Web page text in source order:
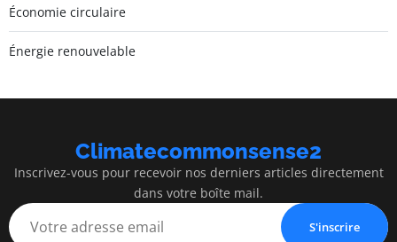
Économie circulaire
Énergie renouvelable
Climatecommonsense2
Inscrivez-vous pour recevoir nos derniers articles directement
dans votre boîte mail.
S'inscrire